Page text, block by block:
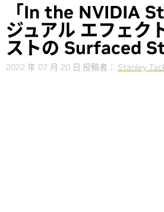
「In the NVIDIA
ジュアル エフェク
ストの Surfaced
2022 年 07 月 20 日 投稿者： Stanley